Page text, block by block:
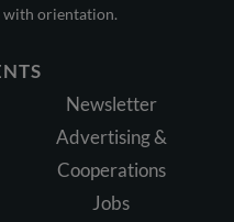
with orientation.
Newsletter
Advertising &
Cooperations
Jobs